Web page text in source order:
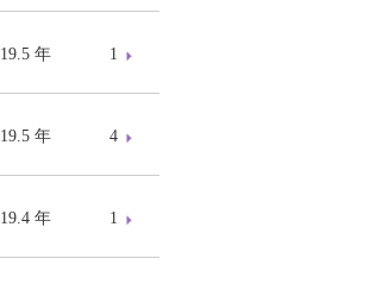
19.5 年 1
19.5 年 4
19.4 年 1